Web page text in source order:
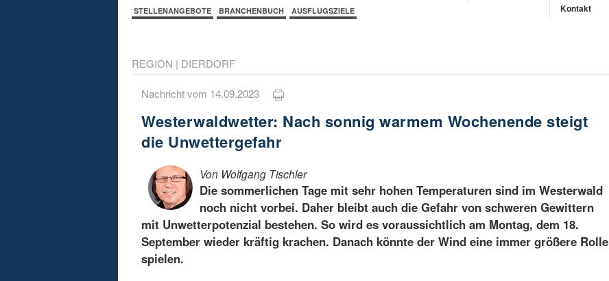
STELLENANGEBOTE BRANCHENBUCH AUSFLUGSZIELE
Kontakt
REGION | DIERDORF
Nachricht vom 14.09.2023
Westerwaldwetter: Nach sonnig warmem Wochenende steigt
die Unwettergefahr
Von Wolfgang Tischler
Die sommerlichen Tage mit sehr hohen Temperaturen sind im Westerwald
noch nicht vorbei. Daher bleibt auch die Gefahr von schweren Gewittern
mit Unwetterpotenzial bestehen. So wird es voraussichtlich am Montag, dem 18.
September wieder kräftig krachen. Danach könnte der Wind eine immer größere Rolle
spielen.